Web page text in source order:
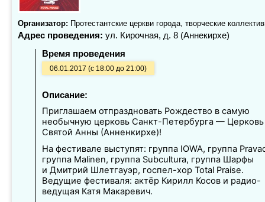
Организатор: Протестантские церкви города, творческие
Адрес проведения: ул. Кирочная, д. 8 (Аннекирхе)
Время проведения
06.01.2017 (с 18:00 до 21:00)
Описание:
Приглашаем отпраздновать Рождество в самую
необычную церковь Санкт-Петербурга — Церковь
Святой Анны (Анненкирхе)!
На фестивале выступят: группа IOWA, группа
группа Malinen, группа Subcultura, группа Шарфы
и Дмитрий Шлетгауэр, госпел-хор Total Praise.
Ведущие фестиваля: актёр Кирилл Косов и радио-
ведущая Катя Макаревич.